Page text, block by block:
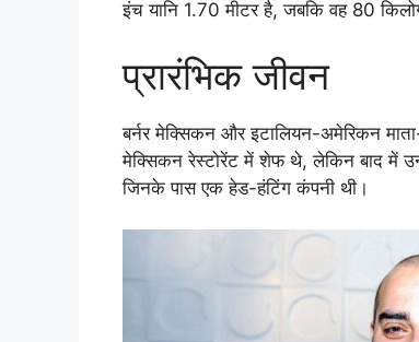
इंच यानि 1.70 मीटर है, जबकि वह 80
प्रारंभिक जीवन
बर्नर मेक्सिकन और इटालियन-अमेरिकन
मेक्सिकन रेस्टोरेंट में शेफ थे, लेकिन बाद में
जिनके पास एक हेड-हंटिंग कंपनी थी।